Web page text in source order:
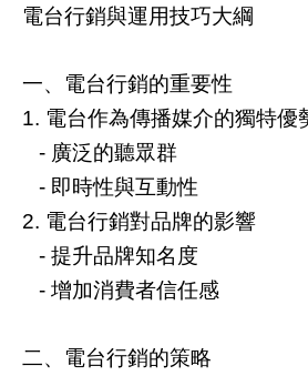
電台行銷與運用技巧大綱
一、電台行銷的重要性
1. 電台作為傳播媒介的獨特優
- 廣泛的聽眾群
- 即時性與互動性
2. 電台行銷對品牌的影響
- 提升品牌知名度
- 增加消費者信任感
二、電台行銷的策略